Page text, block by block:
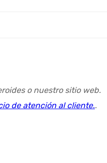
o nuestro sitio web.
de atención al cliente..